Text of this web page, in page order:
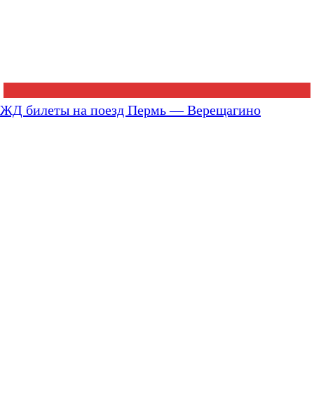
ЖД билеты на поезд Пермь — Верещагино